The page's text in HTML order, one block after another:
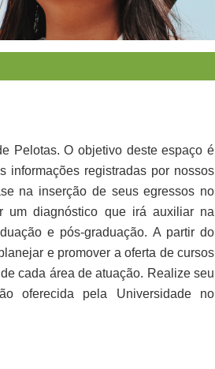
Pelotas. O objetivo deste espaço é
informações registradas por nossos
na inserção de seus egressos no
um diagnóstico que irá auxiliar na
e pós-graduação. A partir do
e promover a oferta de cursos
cada área de atuação. Realize seu
oferecida pela Universidade no